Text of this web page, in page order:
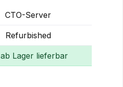
CTO-Server
Refurbished
ab Lager lieferbar